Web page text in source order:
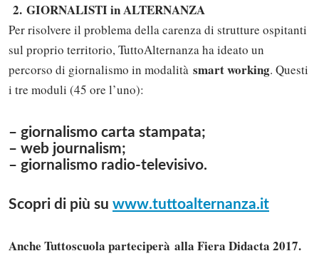
2. GIORNALISTI in ALTERNANZA
Per risolvere il problema della carenza di strutture ospitanti
sul proprio territorio, TuttoAlternanza ha ideato un
percorso di giornalismo in modalità smart working. Questi
i tre moduli (45 ore l’uno):
– giornalismo carta stampata;
– web journalism;
– giornalismo radio-televisivo.
Scopri di più su www.tuttoalternanza.it
Anche Tuttoscuola parteciperà alla Fiera Didacta 2017.